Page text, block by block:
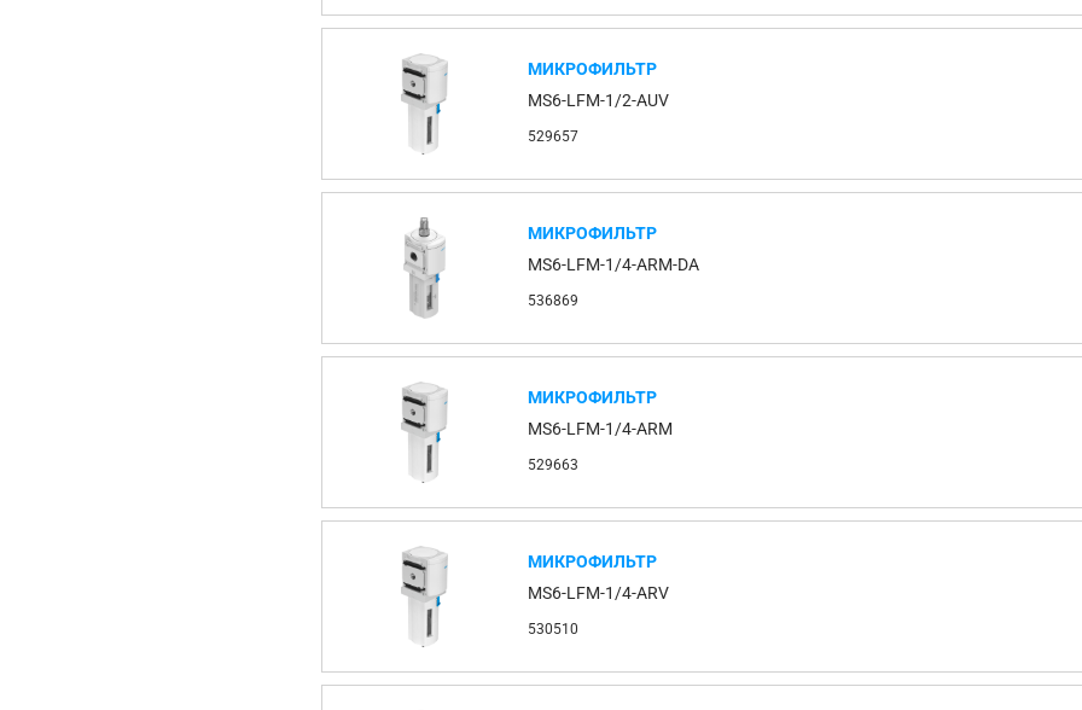
МИКРОФИЛЬТР
MS6-LFM-1/2-AUV
529657
МИКРОФИЛЬТР
MS6-LFM-1/4-ARM-DA
536869
МИКРОФИЛЬТР
MS6-LFM-1/4-ARM
529663
МИКРОФИЛЬТР
MS6-LFM-1/4-ARV
530510